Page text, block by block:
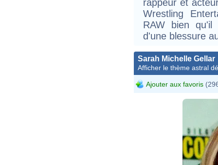
rappeur et
Wrestling
RAW bien qu'il
d'une blessure
Sarah Michelle Gellar
Afficher le thème astral
Ajouter aux favoris